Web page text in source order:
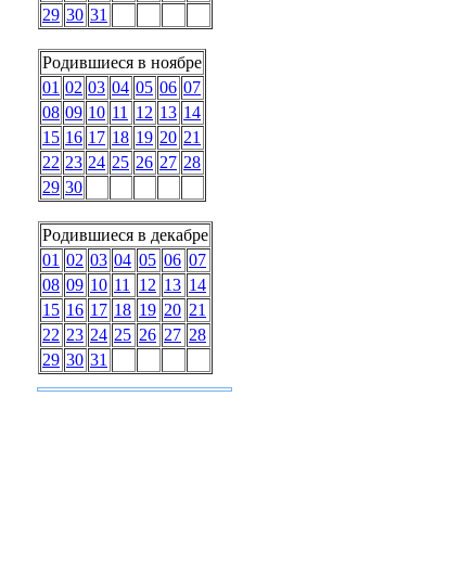
29 30 31
Родившиеся в ноябре
01 02 03 04 05 06 07
08 09 10 11 12 13 14
15 16 17 18 19 20 21
22 23 24 25 26 27 28
29 30
Родившиеся в декабре
01 02 03 04 05 06 07
08 09 10 11 12 13 14
15 16 17 18 19 20 21
22 23 24 25 26 27 28
29 30 31